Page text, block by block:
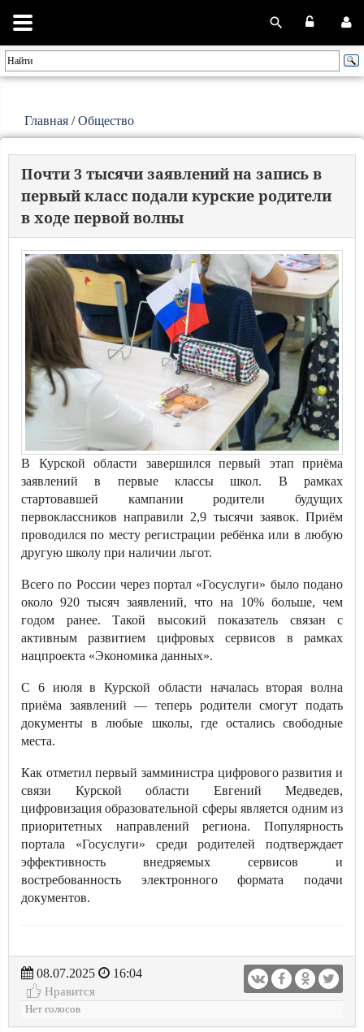
Главная /Общество
Почти 3 тысячи заявлений на запись в
первый класс подали курские родители
в ходе первой волны
В Курской области завершился первый этап приёма
заявлений в первые классы школ. В рамках
стартовавшей кампании родители будущих
первоклассников направили 2,9 тысячи заявок. Приём
проводился по месту регистрации ребёнка или в любую
другую школу при наличии льгот.
Всего по России через портал «Госуслуги» было подано
около 920 тысяч заявлений, что на 10% больше, чем
годом ранее. Такой высокий показатель связан с
активным развитием цифровых сервисов в рамках
нацпроекта «Экономика данных».
С 6 июля в Курской области началась вторая волна
приёма заявлений — теперь родители смогут подать
документы в любые школы, где остались свободные
места.
Как отметил первый замминистра цифрового развития и
связи Курской области Евгений Медведев,
цифровизация образовательной сферы является одним из
приоритетных направлений региона. Популярность
портала «Госуслуги» среди родителей подтверждает
эффективность внедряемых сервисов и
востребованность электронного формата подачи
документов.
08.07.2025
16:04
Нравится
Нет голосов